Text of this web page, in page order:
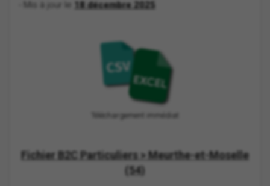
- Mis à jour le 18 décembre 2025
Téléchargement immédiat
Fichier B2C Particuliers > Meurthe-et-Moselle
(54)